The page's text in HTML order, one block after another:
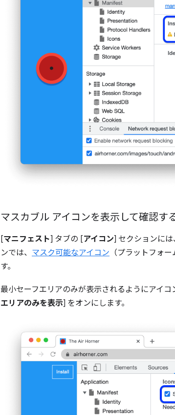
マスカブル アイコンを表示して確認す
[マニフェスト] タブの [アイコン] セクションに
ンでは、 マスク可能なアイコン （プラットフォ
す。
最小セーフエリアのみが表示されるようにアイ
エリアのみを表示] をオンにします。